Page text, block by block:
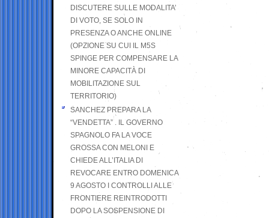
DISCUTERE SULLE MODALITA’
DI VOTO, SE SOLO IN
PRESENZA O ANCHE ONLINE
(OPZIONE SU CUI IL M5S
SPINGE PER COMPENSARE LA
MINORE CAPACITÀ DI
MOBILITAZIONE SUL
TERRITORIO)
SANCHEZ PREPARA LA
“VENDETTA” . IL GOVERNO
SPAGNOLO FA LA VOCE
GROSSA CON MELONI E
CHIEDE ALL’ITALIA DI
REVOCARE ENTRO DOMENICA
9 AGOSTO I CONTROLLI ALLE
FRONTIERE REINTRODOTTI
DOPO LA SOSPENSIONE DI